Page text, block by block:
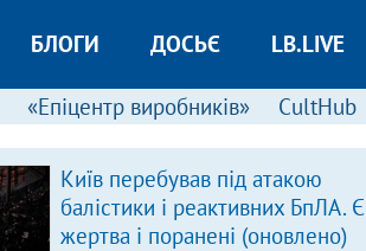
БЛОГИ ДОСЬЄ LB.LIVE
«Епіцентр виробників» CultHub
Київ перебував під атакою
балістики і реактивних БпЛА. Є
жертва і поранені (оновлено)